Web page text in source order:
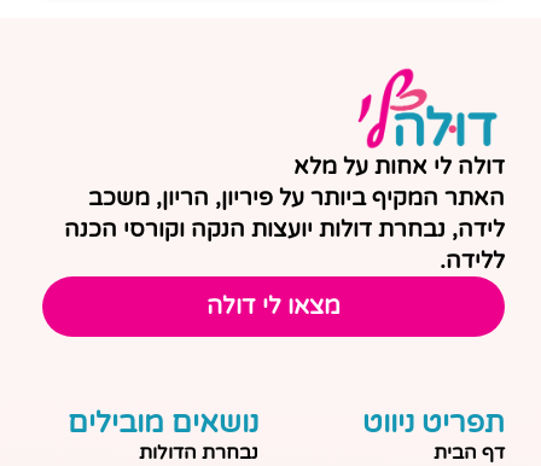
דולה לי אחות על מלא
האתר המקיף ביותר על פיריון, הריון, משכב
לידה, נבחרת דולות יועצות הנקה וקורסי הכנה
ללידה.
מצאו לי דולה
תפריט ניווט
דף הבית
נושאים מובילים
נבחרת הדולות